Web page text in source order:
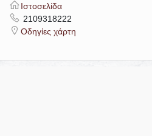
Ιστοσελίδα
2109318222
Οδηγίες χάρτη